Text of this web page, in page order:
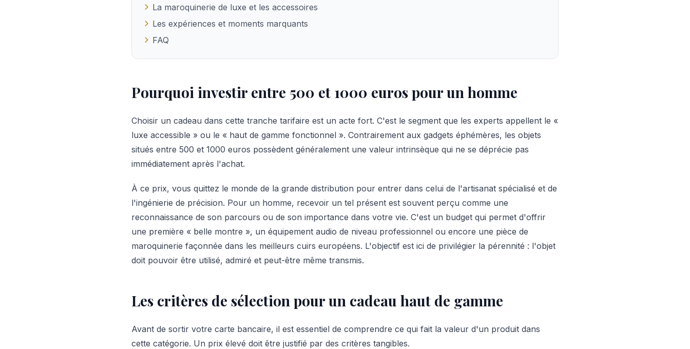
La maroquinerie de luxe et les accessoires
Les expériences et moments marquants
FAQ
Pourquoi investir entre 500 et 1000 euros pour un homme
Choisir un cadeau dans cette tranche tarifaire est un acte fort. C'est le segment que les experts appellent le «
luxe accessible » ou le « haut de gamme fonctionnel ». Contrairement aux gadgets éphémères, les objets
situés entre 500 et 1000 euros possèdent généralement une valeur intrinsèque qui ne se déprécie pas
immédiatement après l'achat.
À ce prix, vous quittez le monde de la grande distribution pour entrer dans celui de l'artisanat spécialisé et de
l'ingénierie de précision. Pour un homme, recevoir un tel présent est souvent perçu comme une
reconnaissance de son parcours ou de son importance dans votre vie. C'est un budget qui permet d'offrir
une première « belle montre », un équipement audio de niveau professionnel ou encore une pièce de
maroquinerie façonnée dans les meilleurs cuirs européens. L'objectif est ici de privilégier la pérennité : l'objet
doit pouvoir être utilisé, admiré et peut-être même transmis.
Les critères de sélection pour un cadeau haut de gamme
Avant de sortir votre carte bancaire, il est essentiel de comprendre ce qui fait la valeur d'un produit dans
cette catégorie. Un prix élevé doit être justifié par des critères tangibles.